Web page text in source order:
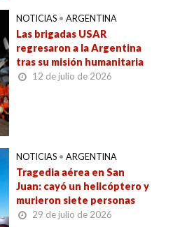
NOTICIAS • ARGENTINA
Las brigadas USAR
regresaron a la Argentina
tras su misión humanitaria
12 de julio de 2026
NOTICIAS • ARGENTINA
Tragedia aérea en San
Juan: cayó un helicóptero y
murieron siete personas
29 de julio de 2026